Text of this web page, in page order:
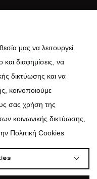
μας να λειτουργεί
διαφημίσεις, να
δικτύωσης και να
κοινοποιούμε
σας χρήση της
κοινωνικής δικτύωσης,
Πολιτική Cookies